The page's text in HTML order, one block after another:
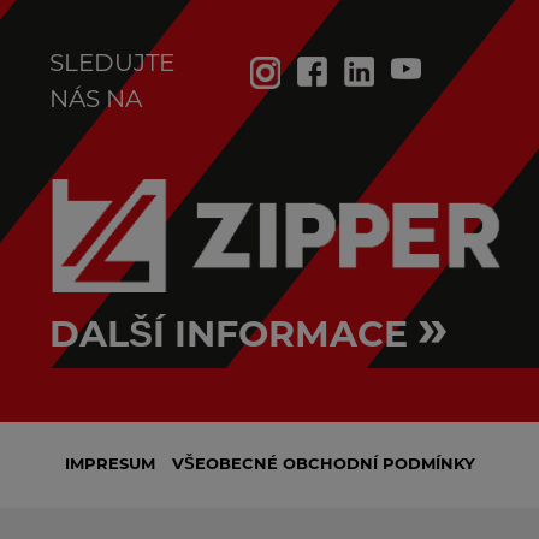
Robert Lanzerstorfer
Zákaznický servis a technická podpora
+43 7289 71 562-528
se06@holzmann-maschinen.at
SLEDUJTE
NÁS NA
DALŠÍ INFORMACE »
IMPRESUM VŠEOBECNÉ OBCHODNÍ PODMÍNKY